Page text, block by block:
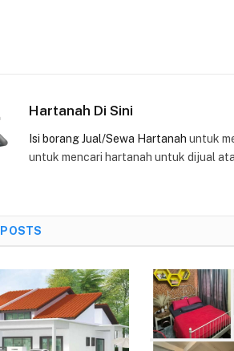
Hartanah Di Sini
Isi borang Jual/Sewa Hartanah untuk
untuk mencari hartanah untuk dijual
POSTS